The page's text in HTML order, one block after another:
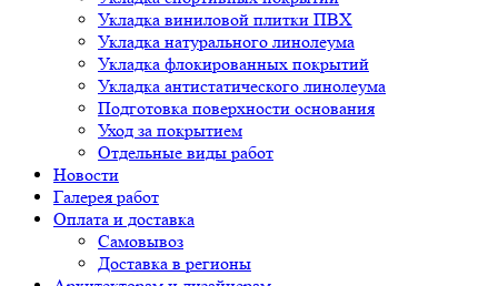
Укладка виниловой плитки ПВХ
Укладка натурального линолеума
Укладка флокированных покрытий
Укладка антистатического линолеума
Подготовка поверхности основания
Уход за покрытием
Отдельные виды работ
Новости
Галерея работ
Оплата и доставка
Самовывоз
Доставка в регионы